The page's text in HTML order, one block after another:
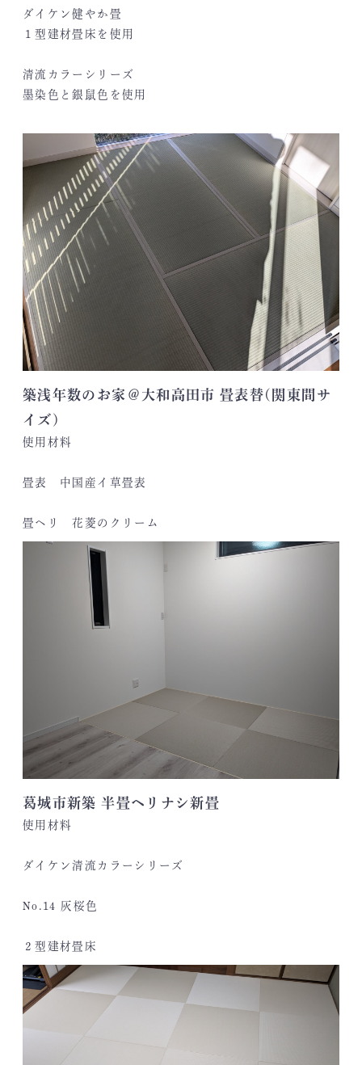
ダイケン健やか畳
１型建材畳床を使用
清流カラーシリーズ
墨染色と銀鼠色を使用
築浅年数のお家＠大和高田市 畳表替(関東間サ
イズ)
使用材料
畳表 中国産イ草畳表
畳ヘリ 花菱のクリーム
葛城市新築 半畳ヘリナシ新畳
使用材料
ダイケン清流カラーシリーズ
No.14 灰桜色
２型建材畳床